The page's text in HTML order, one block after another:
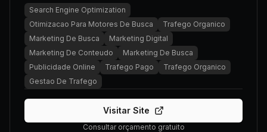
Search Engine Optimization
Otimizacao Para Motores De Busca
Trafego Organico
Marketing De Busca
Marketing Digital
Marketing De Conteudo
Marketing De Busca
Publicidade Online
Trafego Pago
Trafego Organico
Gestao De Trafego
Visitar Site
Consultar orçamento gratuito